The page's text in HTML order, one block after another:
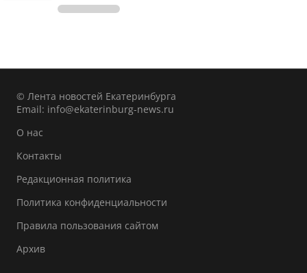
© Лента новостей Екатеринбурга
Email: info@ekaterinburg-news.ru
О нас
Контакты
Редакционная политика
Политика конфиденциальности
Правила пользования сайтом
Архив